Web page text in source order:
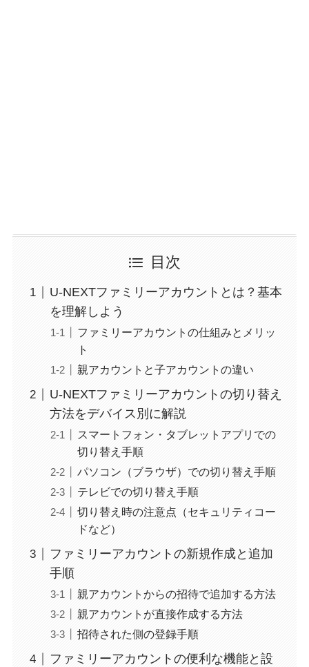
目次
U-NEXTファミリーアカウントとは？基本
を理解しよう
ファミリーアカウントの仕組みとメリッ
ト
親アカウントと子アカウントの違い
U-NEXTファミリーアカウントの切り替え
方法をデバイス別に解説
スマートフォン・タブレットアプリでの
切り替え手順
パソコン（ブラウザ）での切り替え手順
テレビでの切り替え手順
切り替え時の注意点（セキュリティコー
ドなど）
ファミリーアカウントの新規作成と追加
手順
親アカウントからの招待で追加する方法
親アカウントが直接作成する方法
招待された側の登録手順
ファミリーアカウントの便利な機能と設